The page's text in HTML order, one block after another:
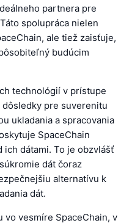
partnera pre
spolupráca nielen
ale tiež zaisťuje,
budúcim
technológií v prístupe
dôsledky pre suverenitu
ukladania a spracovania
SpaceChain
dátami. To je obzvlášť
dát čoraz
alternatívu k
dát.
vo vesmíre SpaceChain, v